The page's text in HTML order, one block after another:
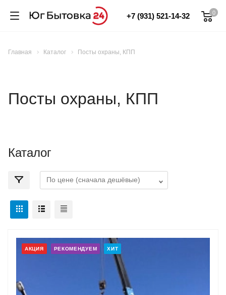
0
+7 (931) 521-14-32
Главная Каталог Посты охраны, КПП
Посты охраны, КПП
Каталог
АКЦИЯ РЕКОМЕНДУЕМ ХИТ